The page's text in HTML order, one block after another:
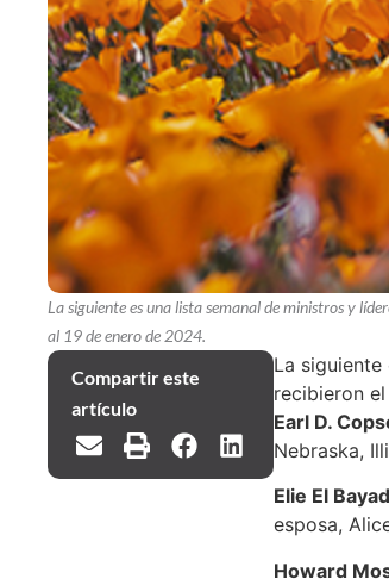
La siguiente es una lista semanal de ministros y
al 19 de enero de 2024.
Compartir este
artículo
La siguiente
recibieron
Earl D.
Nebraska,
Elie El
esposa,
Howard